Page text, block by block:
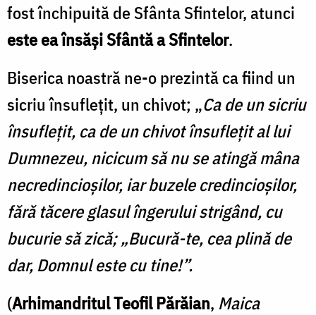
fost închipuită de Sfânta Sfintelor, atunci
este ea însăși Sfântă a Sfintelor.
Biserica noastră ne-o prezintă ca fiind un
sicriu însuflețit, un chivot; „Ca de un sicriu
însuflețit, ca de un chivot însuflețit al lui
Dumnezeu, nicicum să nu se atingă mâna
necredincioșilor, iar buzele credincioșilor,
fără tăcere glasul îngerului strigând, cu
bucurie să zică; „Bucură-te, cea plină de
dar, Domnul este cu tine!”.
(Arhimandritul Teofil Părăian, Maica